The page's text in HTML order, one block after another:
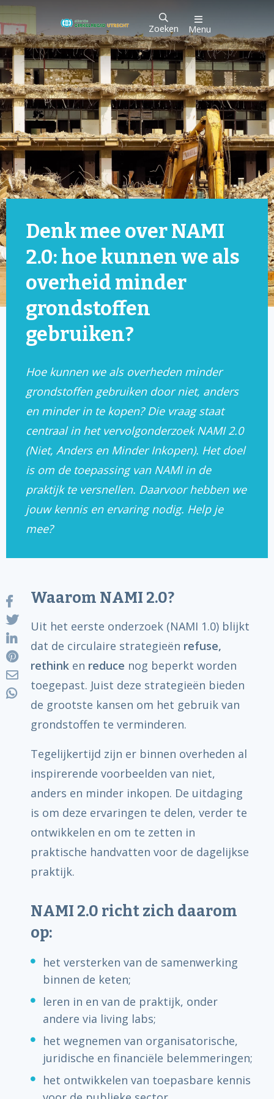
Zoeken Menu
Denk mee over NAMI
2.0: hoe kunnen we als
overheid minder
grondstoffen
gebruiken?
Hoe kunnen we als overheden minder
grondstoffen gebruiken door niet, anders
en minder in te kopen? Die vraag staat
centraal in het vervolgonderzoek NAMI 2.0
(Niet, Anders en Minder Inkopen). Het doel
is om de toepassing van NAMI in de
praktijk te versnellen. Daarvoor hebben we
jouw kennis en ervaring nodig. Help je
mee?
Waarom NAMI 2.0?
Uit het eerste onderzoek (NAMI 1.0) blijkt
dat de circulaire strategieën refuse,
rethink en reduce nog beperkt worden
toegepast. Juist deze strategieën bieden
de grootste kansen om het gebruik van
grondstoffen te verminderen.
Tegelijkertijd zijn er binnen overheden al
inspirerende voorbeelden van niet,
anders en minder inkopen. De uitdaging
is om deze ervaringen te delen, verder te
ontwikkelen en om te zetten in
praktische handvatten voor de dagelijkse
praktijk.
NAMI 2.0 richt zich daarom
op:
het versterken van de samenwerking
binnen de keten;
leren in en van de praktijk, onder
andere via living labs;
het wegnemen van organisatorische,
juridische en financiële belemmeringen;
het ontwikkelen van toepasbare kennis